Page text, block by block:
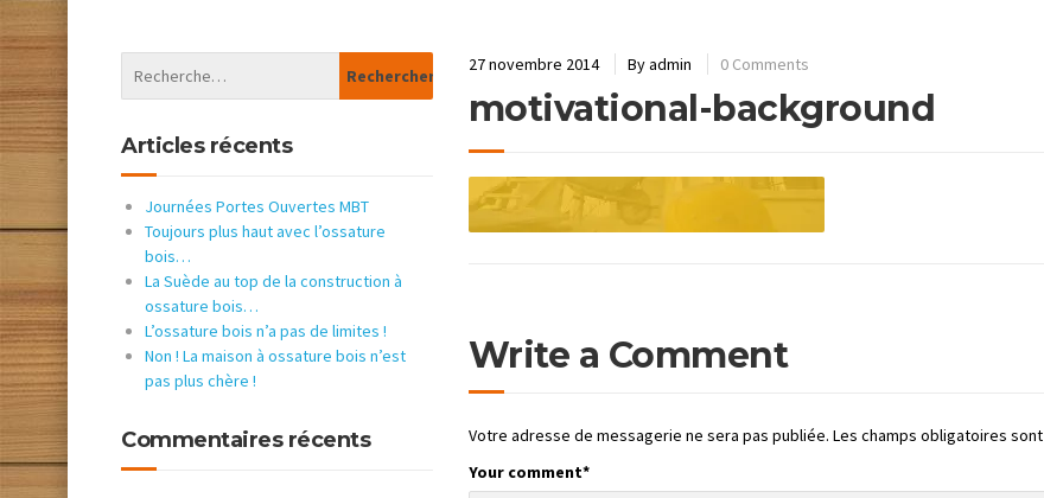
27 novembre 2014 Byadmin 0 Comments
motivational-background
Write a Comment
Votre adresse de messagerie ne sera pas publiée. Les champs obligatoires
Your comment*
Articles récents
Journées Portes Ouvertes MBT
Toujours plus haut avec l’ossature
bois…
La Suède au top de la construction à
ossature bois…
L’ossature bois n’a pas de limites !
Non ! La maison à ossature bois n’est
pas plus chère !
Commentaires récents